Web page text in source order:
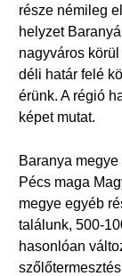
része némileg
helyzet
nagyváros
déli határ felé
érünk. A régió
képet mutat.
Baranya
Pécs maga
megye egyéb
találunk, 500-
hasonlóan